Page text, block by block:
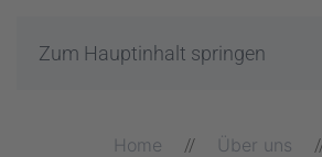
Zum Hauptinhalt springen
Home Über uns